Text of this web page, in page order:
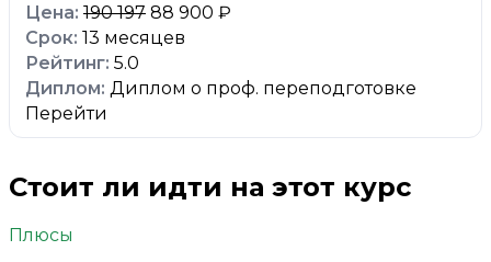
190 197 88 900 ₽
13 месяцев
5.0
Диплом о проф. переподготовке
Перейти
Стоит ли идти на этот курс
Плюсы